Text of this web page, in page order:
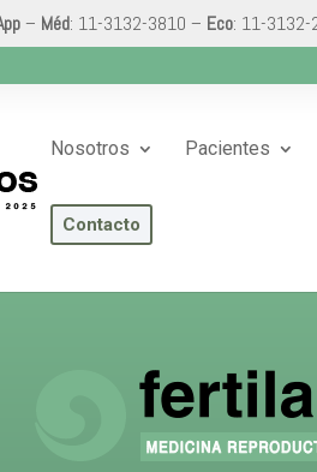
– Méd: 11-3132-3810 – Eco: 11-3132-
Nosotros Pacientes
Contacto